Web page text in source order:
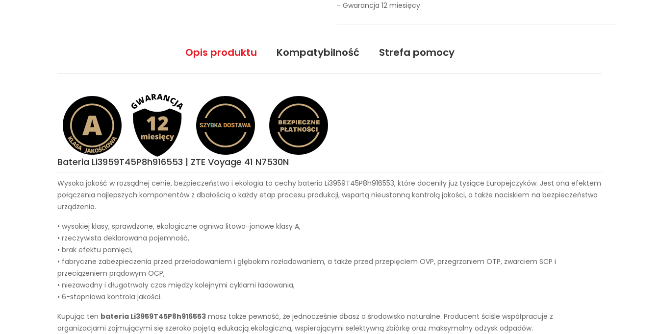
- Gwarancja 12 miesięcy
Opis produktu Kompatybilność Strefa pomocy
Bateria Li3959T45P8h916553 | ZTE Voyage 41 N7530N
Wysoka jakość w rozsądnej cenie, bezpieczeństwo i ekologia to cechy bateria Li3959T45P8h916553, które doceniły już tysiące Europejczyków. Jest ona efektem
połączenia najlepszych komponentów z dbałością o każdy etap procesu produkcji, wspartą nieustanną kontrolą jakości, a także naciskiem na bezpieczeństwo
urządzenia.
• wysokiej klasy, sprawdzone, ekologiczne ogniwa litowo-jonowe klasy A,
• rzeczywista deklarowana pojemność,
• brak efektu pamięci,
• fabryczne zabezpieczenia przed przeładowaniem i głębokim rozładowaniem, a także przed przepięciem OVP, przegrzaniem OTP, zwarciem SCP i
przeciążeniem prądowym OCP,
• niezawodny i długotrwały czas między kolejnymi cyklami ładowania,
• 6-stopniowa kontrola jakości.
Kupując ten bateria Li3959T45P8h916553 masz także pewność, że jednocześnie dbasz o środowisko naturalne. Producent ściśle współpracuje z
organizacjami zajmującymi się szeroko pojętą edukacją ekologiczną, wspierającymi selektywną zbiórkę oraz maksymalny odzysk odpadów.